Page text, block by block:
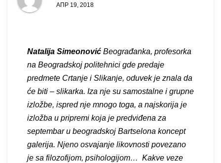
АПР 19, 2018
Natalija Simeonović Beograđanka, profesorka
na Beogradskoj politehnici gde predaje
predmete Crtanje i Slikanje, oduvek je znala da
će biti – slikarka. Iza nje su samostalne i grupne
izložbe, ispred nje mnogo toga, a najskorija je
izložba u pripremi koja je predviđena za
septembar u beogradskoj Bartselona koncept
galerija. Njeno osvajanje likovnosti povezano
je sa filozofijom, psihologijom… Kakve veze